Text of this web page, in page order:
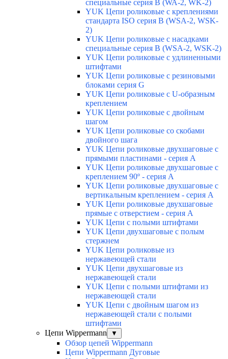
специальные серия В (WA-2, WK-2)
YUK Цепи роликовые с креплениями
стандарта ISO серия B (WSA-2, WSK-
2)
YUK Цепи роликовые с насадками
специальные серия B (WSA-2, WSK-2)
YUK Цепи роликовые с удлиненными
штифтами
YUK Цепи роликовые с резиновыми
блоками серия G
YUK Цепи роликовые с U-образным
креплением
YUK Цепи роликовые с двойным
шагом
YUK Цепи роликовые со скобами
двойного шага
YUK Цепи роликовые двухшаговые с
прямыми пластинами - серия А
YUK Цепи роликовые двухшаговые с
креплением 90º - серия А
YUK Цепи роликовые двухшаговые с
вертикальным креплением - серия А
YUK Цепи роликовые двухшаговые
прямые с отверстием - серия А
YUK Цепи с полыми штифтами
YUK Цепи двухшаговые с полым
стержнем
YUK Цепи роликовые из
нержавеющей стали
YUK Цепи двухшаговые из
нержавеющей стали
YUK Цепи с полыми штифтами из
нержавеющей стали
YUK Цепи с двойным шагом из
нержавеющей стали с полыми
штифтами
Цепи Wippermann
▼
Обзор цепей Wippermann
Цепи Wippermann Дуговые